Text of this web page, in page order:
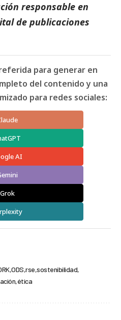
responsable en
de publicaciones
para generar en
del contenido y una
para redes sociales:
AI
Grok
ODS rse sostenibilidad
ética